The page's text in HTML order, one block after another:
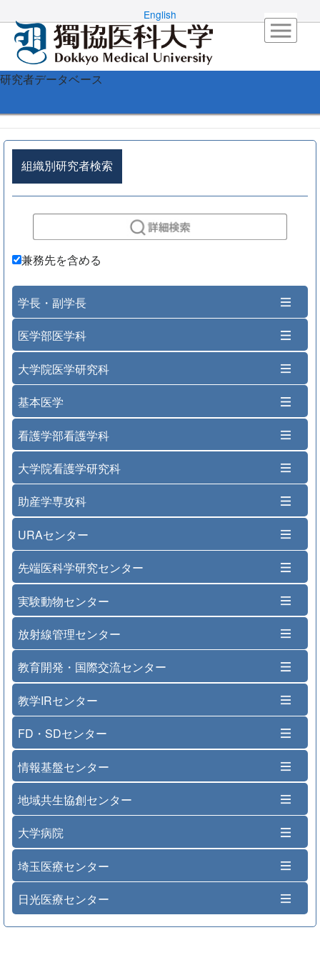
English
研究者データベース
組織別研究者検索
兼務先を含める
学長・副学長
医学部医学科
大学院医学研究科
基本医学
看護学部看護学科
大学院看護学研究科
助産学専攻科
URAセンター
先端医科学研究センター
実験動物センター
放射線管理センター
教育開発・国際交流センター
教学IRセンター
FD・SDセンター
情報基盤センター
地域共生協創センター
大学病院
埼玉医療センター
日光医療センター